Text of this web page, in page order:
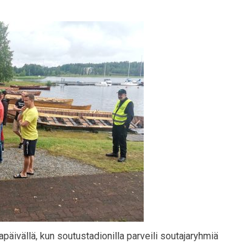
kun soutustadionilla parveili soutajaryhmiä